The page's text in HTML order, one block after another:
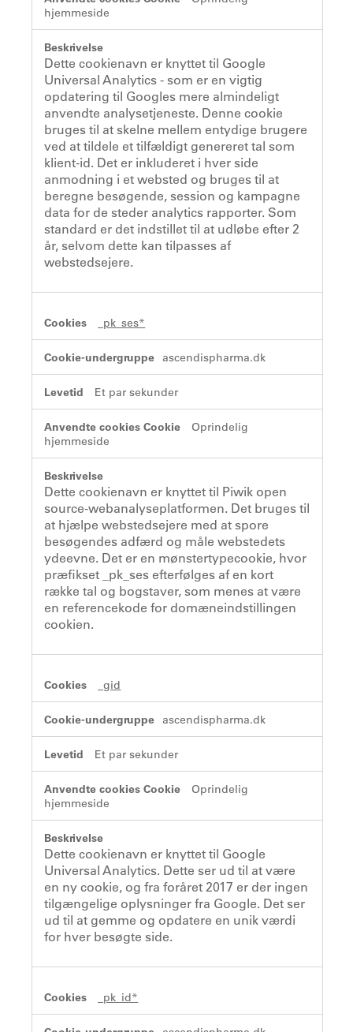
hjemmeside
Dette cookienavn er knyttet til Google
Universal Analytics - som er en vigtig
opdatering til Googles mere almindeligt
anvendte analysetjeneste. Denne cookie
bruges til at skelne mellem entydige brugere
ved at tildele et tilfældigt genereret tal som
klient-id. Det er inkluderet i hver side
anmodning i et websted og bruges til at
beregne besøgende, session og kampagne
data for de steder analytics rapporter. Som
standard er det indstillet til at udløbe efter 2
år, selvom dette kan tilpasses af
webstedsejere.
_pk_ses*
ascendispharma.dk
Et par sekunder
Oprindelig
hjemmeside
Dette cookienavn er knyttet til Piwik open
source-webanalyseplatformen. Det bruges til
at hjælpe webstedsejere med at spore
besøgendes adfærd og måle webstedets
ydeevne. Det er en mønstertypecookie, hvor
præfikset _pk_ses efterfølges af en kort
række tal og bogstaver, som menes at være
en referencekode for domæneindstillingen
cookien.
_gid
ascendispharma.dk
Et par sekunder
Oprindelig
hjemmeside
Dette cookienavn er knyttet til Google
Universal Analytics. Dette ser ud til at være
en ny cookie, og fra foråret 2017 er der ingen
tilgængelige oplysninger fra Google. Det ser
ud til at gemme og opdatere en unik værdi
for hver besøgte side.
_pk_id*